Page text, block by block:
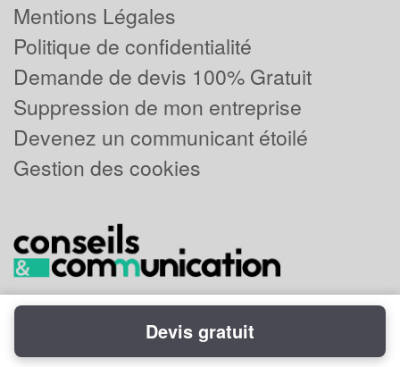
Mentions Légales
Politique de confidentialité
Demande de devis 100% Gratuit
Suppression de mon entreprise
Devenez un communicant étoilé
Gestion des cookies
Powered byPlus que pro
Devis gratuit